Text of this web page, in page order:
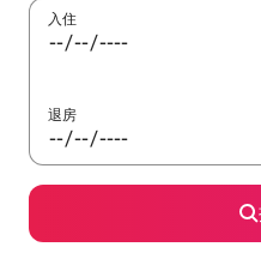
入住
退房